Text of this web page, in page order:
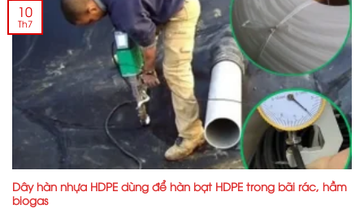
Dây hàn nhựa HDPE dùng để hàn bạt HDPE trong bãi rác, hầm
biogas
10
Th7